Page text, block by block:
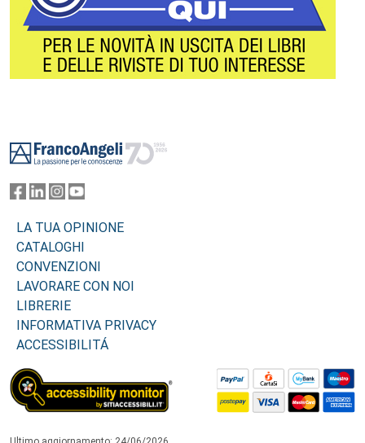
LA TUA OPINIONE
CATALOGHI
CONVENZIONI
LAVORARE CON NOI
LIBRERIE
INFORMATIVA PRIVACY
ACCESSIBILITÁ